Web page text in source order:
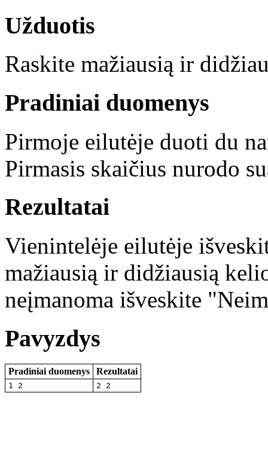
Užduotis
Raskite mažiausią ir
Pradiniai duomenys
Pirmoje eilutėje duoti du
Pirmasis skaičius nurodo
Rezultatai
Vienintelėje eilutėje
mažiausią ir didžiausią
neįmanoma išveskite
Pavyzdys
Pradiniai duomenys Rezultatai
1 2 2 2